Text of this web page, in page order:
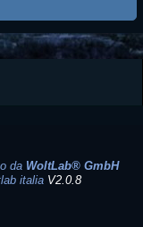
da WoltLab® GmbH
italiaV2.0.8